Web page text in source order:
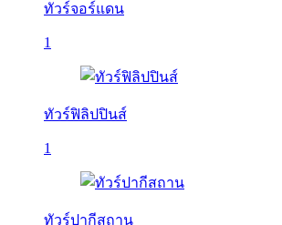
ทัวร์จอร์แดน
1
ทัวร์ฟิลิปปินส์
1
ทัวร์ปากีสถาน